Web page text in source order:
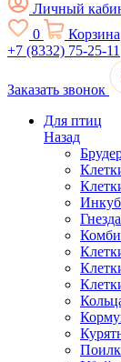
Личный
0
Корзина
+7 (8332) 75-25-11
Заказать звонок
Для птиц
Назад